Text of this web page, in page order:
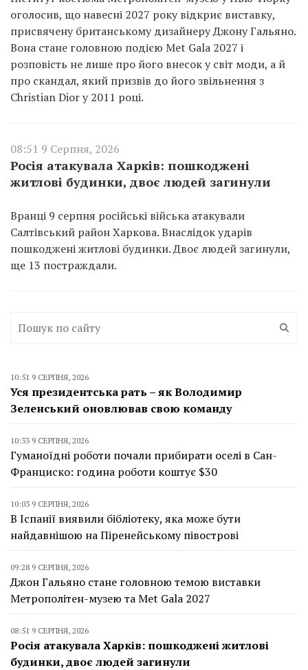
оголосив, що навесні 2027 року відкриє виставку,
присвячену британському дизайнеру Джону Гальяно.
Вона стане головною подією Met Gala 2027 і
розповість не лише про його внесок у світ моди, а й
про скандал, який призвів до його звільнення з
Christian Dior у 2011 році.
08:51 9 Серпня, 2026
Росія атакувала Харків: пошкоджені
житлові будинки, двоє людей загинули
Вранці 9 серпня російські війська атакували
Салтівський район Харкова. Внаслідок ударів
пошкоджені житлові будинки. Двоє людей загинули,
ще 13 постраждали.
10:51 9 СЕРПНЯ, 2026
Уся президентська рать – як Володимир
Зеленський оновлював свою команду
10:33 9 СЕРПНЯ, 2026
Гуманоїдні роботи почали прибирати оселі в Сан-
Франциско: година роботи коштує $30
10:03 9 СЕРПНЯ, 2026
В Іспанії виявили бібліотеку, яка може бути
найдавнішою на Піренейському півострові
09:28 9 СЕРПНЯ, 2026
Джон Гальяно стане головною темою виставки
Метрополітен-музею та Met Gala 2027
08:51 9 СЕРПНЯ, 2026
Росія атакувала Харків: пошкоджені житлові
будинки, двоє людей загинули